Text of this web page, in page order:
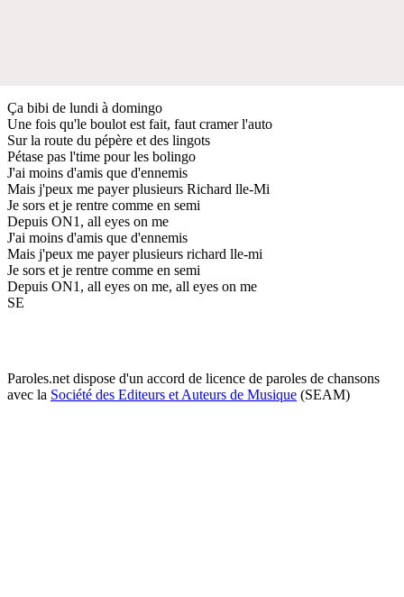
Ça bibi de lundi à domingo
Une fois qu'le boulot est fait, faut cramer l'auto
Sur la route du pépère et des lingots
Pétase pas l'time pour les bolingo
J'ai moins d'amis que d'ennemis
Mais j'peux me payer plusieurs Richard lle-Mi
Je sors et je rentre comme en semi
Depuis ON1, all eyes on me
J'ai moins d'amis que d'ennemis
Mais j'peux me payer plusieurs richard lle-mi
Je sors et je rentre comme en semi
Depuis ON1, all eyes on me, all eyes on me
SE
Paroles.net dispose d'un accord de licence de paroles de chansons
avec la Société des Editeurs et Auteurs de Musique (SEAM)